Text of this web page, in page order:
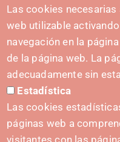
HARREMANETARAKO
hola@irisnavarra.com
(+34) 628 23 12 32
C. del Sadar, 31006
Harremanetarako
Prentsa-kita
Las cookies necesarias
web utilizable
navegación en la
de la página web. La
adecuadamente sin
Estadística
Las cookies
páginas web a
visitantes con las